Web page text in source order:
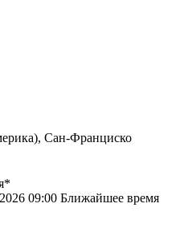
Сан-Франциско
09:00 Ближайшее время